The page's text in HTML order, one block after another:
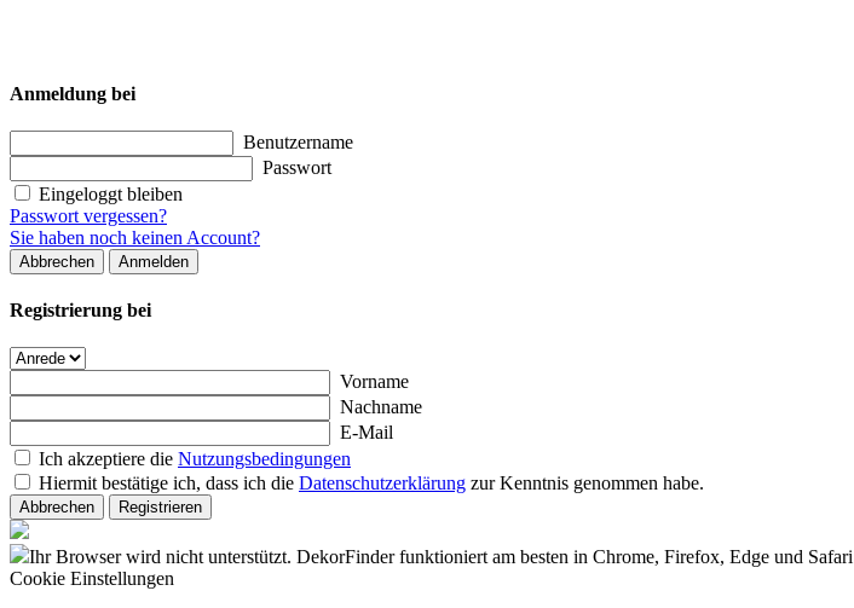
Anmeldung bei
Benutzername
Passwort
Eingeloggt bleiben
Passwort vergessen?
Sie haben noch keinen Account?
Abbrechen Anmelden
Registrierung bei
Vorname
Nachname
E-Mail
Ich akzeptiere die Nutzungsbedingungen
Hiermit bestätige ich, dass ich die Datenschutzerklärung zur Kenntnis genommen habe.
Abbrechen Registrieren
Ihr Browser wird nicht unterstützt. DekorFinder funktioniert am besten in Chrome, Firefox, Edge und Safari
Cookie Einstellungen